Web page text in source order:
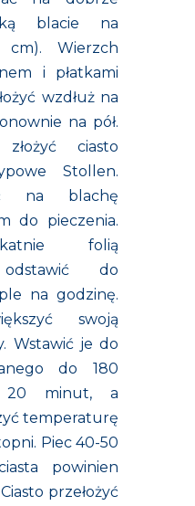
blacie na
cm). Wierzch
i płatkami
wzdłuż na
na pół.
ciasto
Stollen.
na blachę
do pieczenia.
folią
do
na godzinę.
swoją
Wstawić je do
do 180
20 minut, a
temperaturę
Piec 40-50
powinien
przełożyć